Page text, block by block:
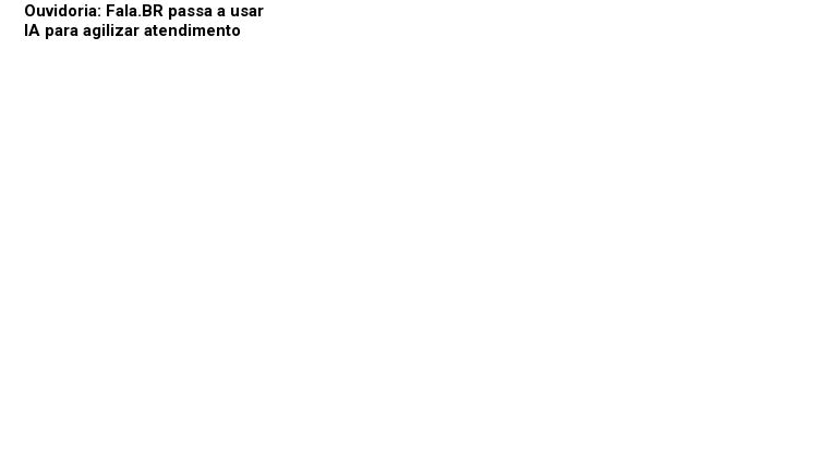
Ouvidoria: Fala.BR passa a usar
IA para agilizar atendimento